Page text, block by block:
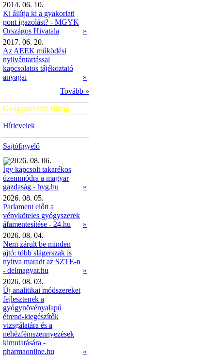
2014. 06. 10.
Ki állítja ki a gyakorlati
pont igazolást? - MGYK
Országos Hivatala
»
2017. 06. 20.
Az AEEK működési
nyilvántartással
kapcsolatos tájékoztató
anyagai
»
Tovább »
Gyógyszerészi Hírlap
Hírlevelek
Sajtófigyelő
2026. 08. 06.
Így kapcsolt takarékos
üzemmódra a magyar
gazdaság - hvg.hu
»
2026. 08. 05.
Parlament előtt a
vényköteles gyógyszerek
áfamentesítése - 24.hu
»
2026. 08. 04.
Nem zárult be minden
ajtó: több slágerszak is
nyitva maradt az SZTE-n
- delmagyar.hu
»
2026. 08. 03.
Új analitikai módszereket
fejlesztenek a
gyógynövényalapú
étrend-kiegészítők
vizsgálatára és a
nehézfémszennyezések
kimutatására -
pharmaonline.hu
»